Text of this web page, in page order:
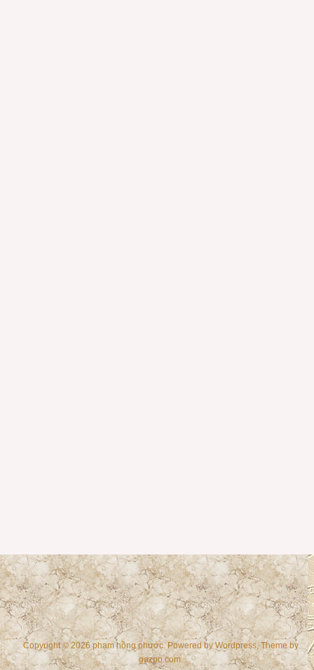
Copyright © 2026 phạm hồng phước. Powered byWordpress , Theme by
gazpo.com.